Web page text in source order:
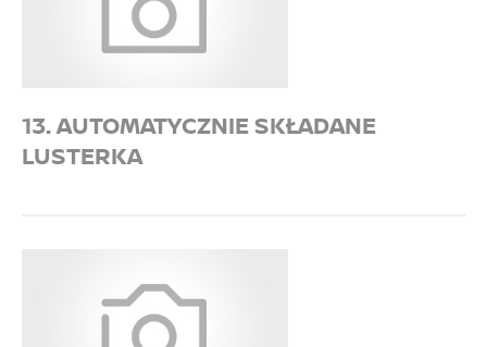
13. AUTOMATYCZNIE SKŁADANE
LUSTERKA